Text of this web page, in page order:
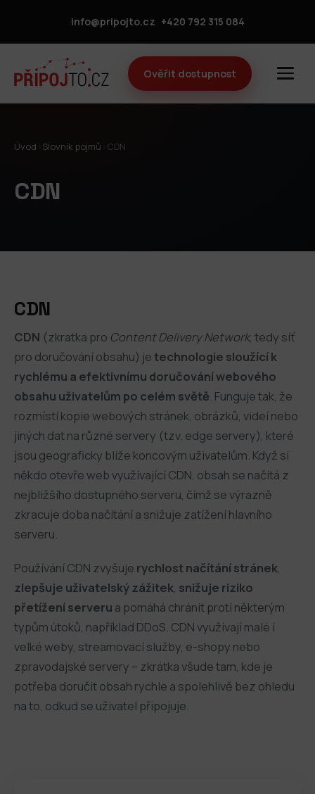
info@pripojto.cz +420 792 315 084
Ověřit dostupnost
Úvod Slovník pojmů CDN
CDN
CDN
CDN (zkratka pro Content Delivery Network, tedy síť
pro doručování obsahu) jetechnologie sloužící k
rychlému a efektivnímu doručování webového
obsahu uživatelům po celém světě . Funguje tak, že
rozmístí kopie webových stránek, obrázků, videí nebo
jiných dat na různé servery (tzv. edge servery), které
jsou geograficky blíže koncovým uživatelům. Když si
někdo otevře web využívající CDN, obsah se načítá z
nejbližšího dostupného serveru, čímž se výrazně
zkracuje doba načítání a snižuje zatížení hlavního
serveru.
Používání CDN zvyšuje rychlost načítání stránek
zlepšuje uživatelský zážitek snižuje riziko
přetížení serveru a pomáhá chránit proti některým
typům útoků, například DDoS. CDN využívají malé i
velké weby, streamovací služby, e-shopy nebo
zpravodajské servery – zkrátka všude tam, kde je
potřeba doručit obsah rychle a spolehlivě bez ohledu
na to, odkud se uživatel připojuje.